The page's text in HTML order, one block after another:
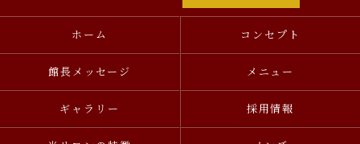
ホーム コンセプト
館長メッセージ メニュー
ギャラリー 採用情報